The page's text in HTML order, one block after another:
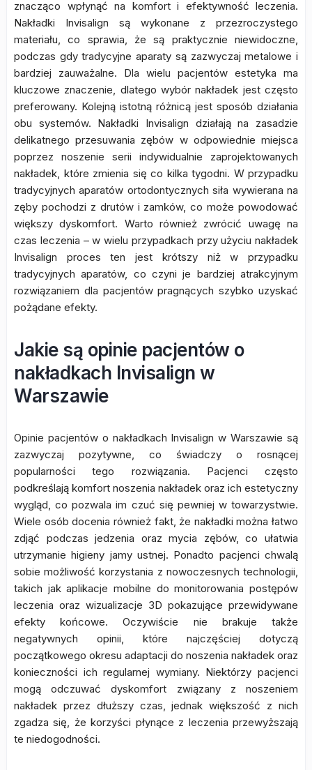
znacząco wpłynąć na komfort i efektywność leczenia.
Nakładki Invisalign są wykonane z przezroczystego
materiału, co sprawia, że są praktycznie niewidoczne,
podczas gdy tradycyjne aparaty są zazwyczaj metalowe i
bardziej zauważalne. Dla wielu pacjentów estetyka ma
kluczowe znaczenie, dlatego wybór nakładek jest często
preferowany. Kolejną istotną różnicą jest sposób działania
obu systemów. Nakładki Invisalign działają na zasadzie
delikatnego przesuwania zębów w odpowiednie miejsca
poprzez noszenie serii indywidualnie zaprojektowanych
nakładek, które zmienia się co kilka tygodni. W przypadku
tradycyjnych aparatów ortodontycznych siła wywierana na
zęby pochodzi z drutów i zamków, co może powodować
większy dyskomfort. Warto również zwrócić uwagę na
czas leczenia – w wielu przypadkach przy użyciu nakładek
Invisalign proces ten jest krótszy niż w przypadku
tradycyjnych aparatów, co czyni je bardziej atrakcyjnym
rozwiązaniem dla pacjentów pragnących szybko uzyskać
pożądane efekty.
Jakie są opinie pacjentów o
nakładkach Invisalign w
Warszawie
Opinie pacjentów o nakładkach Invisalign w Warszawie są
zazwyczaj pozytywne, co świadczy o rosnącej
popularności tego rozwiązania. Pacjenci często
podkreślają komfort noszenia nakładek oraz ich estetyczny
wygląd, co pozwala im czuć się pewniej w towarzystwie.
Wiele osób docenia również fakt, że nakładki można łatwo
zdjąć podczas jedzenia oraz mycia zębów, co ułatwia
utrzymanie higieny jamy ustnej. Ponadto pacjenci chwalą
sobie możliwość korzystania z nowoczesnych technologii,
takich jak aplikacje mobilne do monitorowania postępów
leczenia oraz wizualizacje 3D pokazujące przewidywane
efekty końcowe. Oczywiście nie brakuje także
negatywnych opinii, które najczęściej dotyczą
początkowego okresu adaptacji do noszenia nakładek oraz
konieczności ich regularnej wymiany. Niektórzy pacjenci
mogą odczuwać dyskomfort związany z noszeniem
nakładek przez dłuższy czas, jednak większość z nich
zgadza się, że korzyści płynące z leczenia przewyższają
te niedogodności.